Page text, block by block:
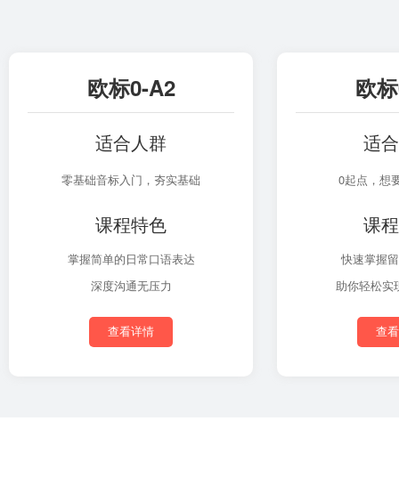
欧标0-A2
适合人群
零基础音标入门，夯实基础
课程特色
掌握简单的日常口语表达
深度沟通无压力
查看详情
欧
适
0起点，想
课
快速掌握
助你轻松实
查